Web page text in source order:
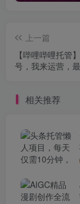
上一篇
【哔哩哔哩托管
号，我来运营，
相关推荐